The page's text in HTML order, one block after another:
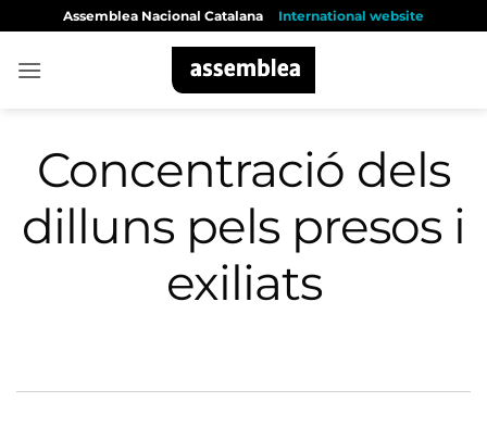
content
Assemblea Nacional Catalana International website
Concentració dels
dilluns pels presos i
exiliats